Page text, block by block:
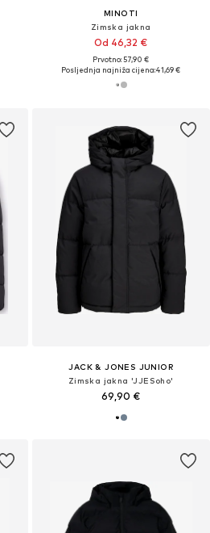
MINOTI
Zimska jakna
Od 46,32 €
Prvotno: 57,90 €
Posljednja najniža cijena:41,69 €
JACK & JONES JUNIOR
Zimska jakna 'JJESoho'
69,90 €